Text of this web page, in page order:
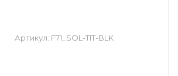
Артикул: F71_SOL-TIT-BLK